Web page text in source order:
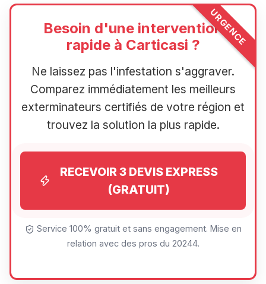
URGENCE
Besoin d'une intervention
rapide à Carticasi ?
Ne laissez pas l'infestation s'aggraver.
Comparez immédiatement les meilleurs
exterminateurs certifiés de votre région et
trouvez la solution la plus rapide.
RECEVOIR 3 DEVIS EXPRESS
(GRATUIT)
Service 100% gratuit et sans engagement. Mise en
relation avec des pros du 20244.